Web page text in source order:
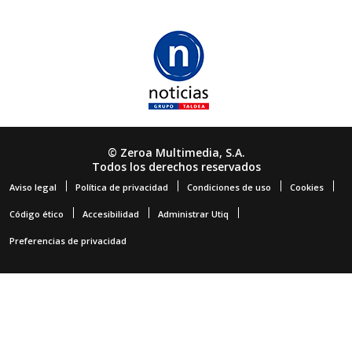
© Zeroa Multimedia, S.A.
Todos los derechos reservados
Aviso legal Política de privacidad Condiciones de uso Cookies
Código ético Accesibilidad Administrar Utiq
Preferencias de privacidad